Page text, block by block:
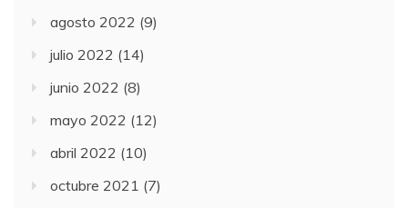
agosto 2022 (9)
julio 2022 (14)
junio 2022 (8)
mayo 2022 (12)
abril 2022 (10)
octubre 2021 (7)